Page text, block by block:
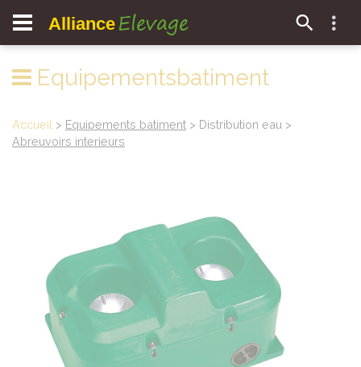
Alliance Elevage
Equipementsbatiment
Accueil > Equipements batiment > Distribution eau >
Abreuvoirs interieurs